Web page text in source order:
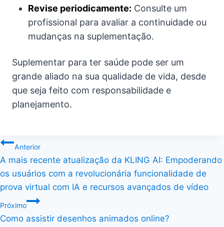
Revise periodicamente: Consulte um
profissional para avaliar a continuidade ou
mudanças na suplementação.
Suplementar para ter saúde pode ser um
grande aliado na sua qualidade de vida, desde
que seja feito com responsabilidade e
planejamento.
Navegação
de
Post
Anterior
A mais recente atualização da KLING AI: Empoderando
os usuários com a revolucionária funcionalidade de
prova virtual com IA e recursos avançados de vídeo
Próximo
Como assistir desenhos animados online?